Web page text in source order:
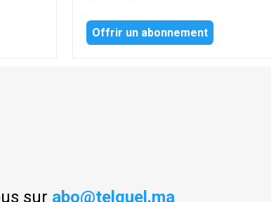
Offrir un abonnement
sur abo@telquel.ma